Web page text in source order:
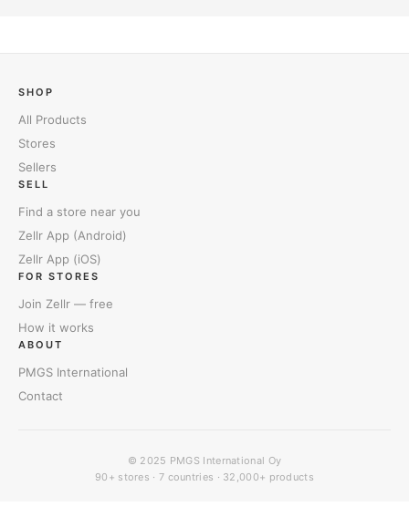
SHOP
All Products
Stores
Sellers
SELL
Find a store near you
Zellr App (Android)
Zellr App (iOS)
FOR STORES
Join Zellr — free
How it works
ABOUT
PMGS International
Contact
© 2025 PMGS International Oy
90+ stores · 7 countries · 32,000+ products